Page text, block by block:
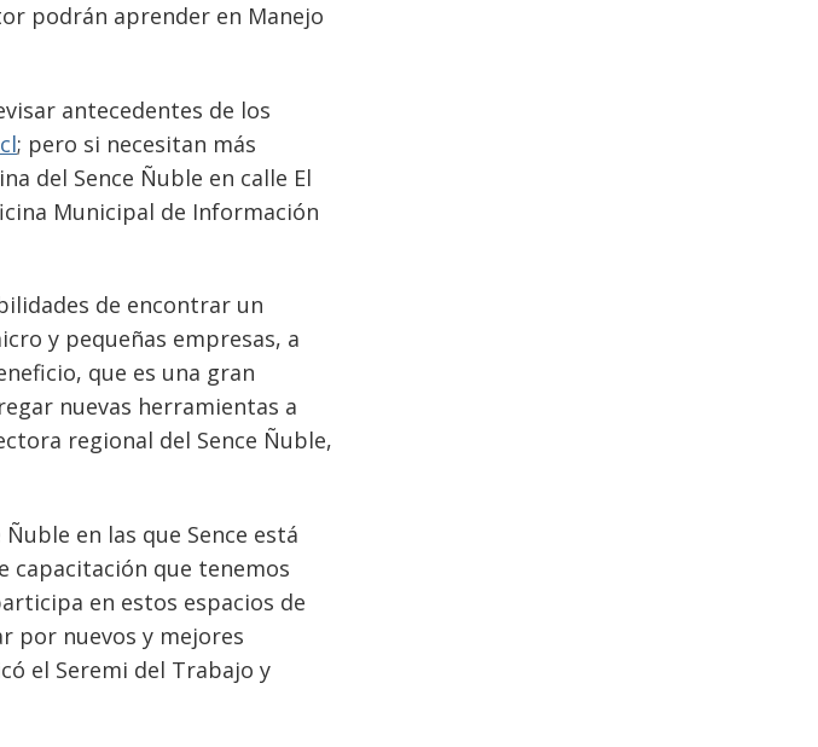
podrán aprender en Manejo
antecedentes de los
; pero si necesitan más
del Sence Ñuble en calle El
Municipal de Información
de encontrar un
y pequeñas empresas, a
que es una gran
nuevas herramientas a
regional del Sence Ñuble,
en las que Sence está
capacitación que tenemos
en estos espacios de
por nuevos y mejores
el Seremi del Trabajo y